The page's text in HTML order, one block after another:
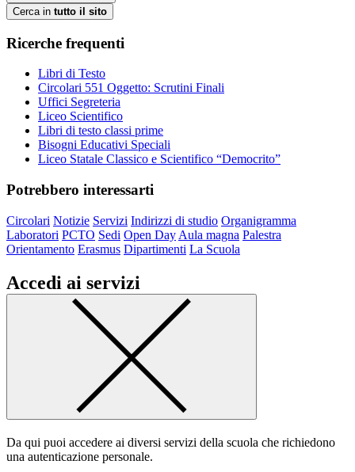
Cerca in tutto il sito
Ricerche frequenti
Libri di Testo
Circolari 551 Oggetto: Scrutini Finali
Uffici Segreteria
Liceo Scientifico
Libri di testo classi prime
Bisogni Educativi Speciali
Liceo Statale Classico e Scientifico “Democrito”
Potrebbero interessarti
Circolari Notizie Servizi Indirizzi di studio Organigramma
Laboratori PCTO Sedi Open Day Aula magna Palestra
Orientamento Erasmus Dipartimenti La Scuola
Accedi ai servizi
Da qui puoi accedere ai diversi servizi della scuola che richiedono
una autenticazione personale.